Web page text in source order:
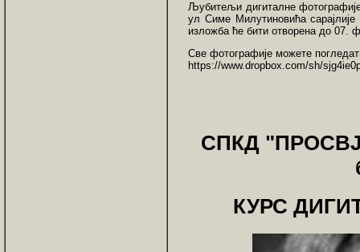
Љубитељи дигиталне
ул Симе Милутиновића
изложба ће бити отворена до 07.
Све фотографије можете
https://www.dropbox.com/sh/
СПКД
КУРС